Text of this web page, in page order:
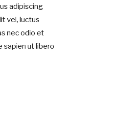
adipiscing
vel, luctus
nec odio et
sapien ut libero